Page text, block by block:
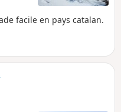
facile en pays catalan.